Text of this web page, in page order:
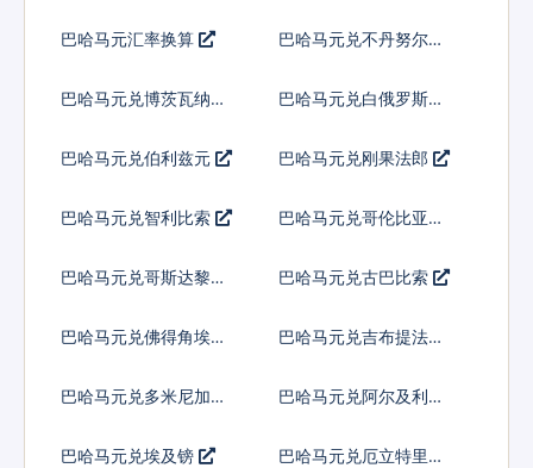
巴哈马元汇率换算
巴哈马元兑不丹努尔特
巴哈马元兑博茨瓦纳普
巴哈马元兑白俄罗斯卢
巴哈马元兑伯利兹元 巴哈马元兑刚果法郎
巴哈马元兑智利比索
巴哈马元兑哥伦比亚比
巴哈马元兑哥斯达黎加
巴哈马元兑古巴比索
巴哈马元兑佛得角埃斯
巴哈马元兑吉布提法郎
巴哈马元兑多米尼加比
巴哈马元兑阿尔及利亚
巴哈马元兑埃及镑
巴哈马元兑厄立特里亚